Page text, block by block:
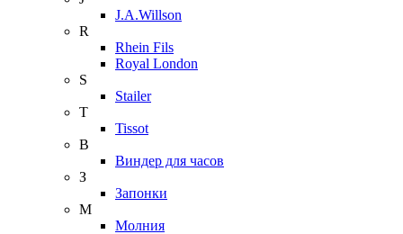
J.A.Willson
R
Rhein Fils
Royal London
S
Stailer
T
Tissot
В
Виндер для часов
З
Запонки
М
Молния